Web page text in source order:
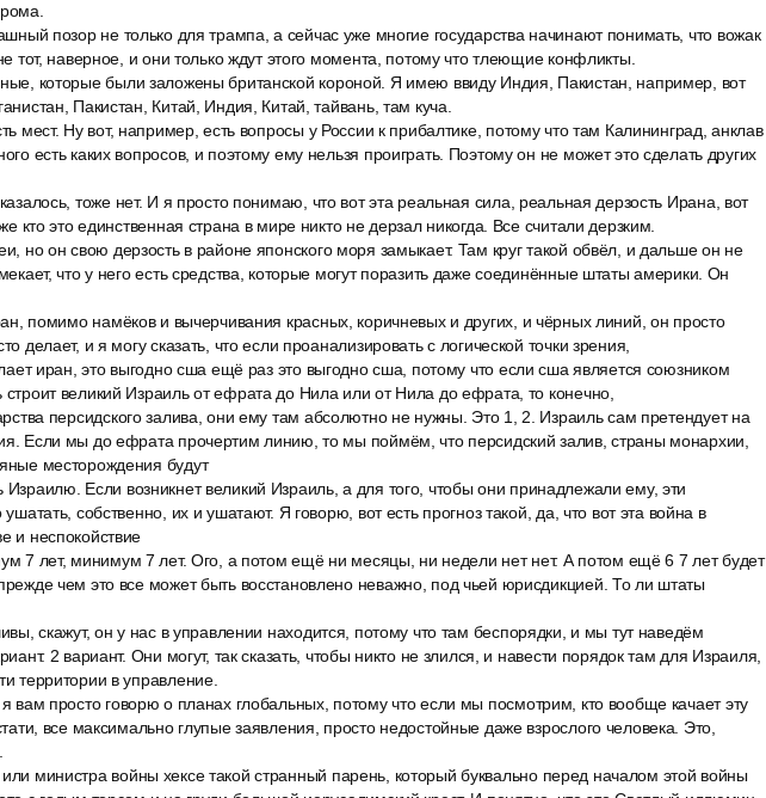
позор не только для трампа, а сейчас уже многие государства начинают понимать, что вожак
тот, наверное, и они только ждут этого момента, потому что тлеющие конфликты.
которые были заложены британской короной. Я имею ввиду Индия, Пакистан, например, вот
Пакистан, Китай, Индия, Китай, тайвань, там куча.
мест. Ну вот, например, есть вопросы у России к прибалтике, потому что там Калининград, анклав
есть каких вопросов, и поэтому ему нельзя проиграть. Поэтому он не может это сделать других
тоже нет. И я просто понимаю, что вот эта реальная сила, реальная дерзость Ирана, вот
кто это единственная страна в мире никто не дерзал никогда. Все считали дерзким.
но он свою дерзость в районе японского моря замыкает. Там круг такой обвёл, и дальше он не
что у него есть средства, которые могут поразить даже соединённые штаты америки. Он
помимо намёков и вычерчивания красных, коричневых и других, и чёрных линий, он просто
делает, и я могу сказать, что если проанализировать с логической точки зрения,
иран, это выгодно сша ещё раз это выгодно сша, потому что если сша является союзником
великий Израиль от ефрата до Нила или от Нила до ефрата, то конечно,
персидского залива, они ему там абсолютно не нужны. Это 1, 2. Израиль сам претендует на
Если мы до ефрата прочертим линию, то мы поймём, что персидский залив, страны монархии,
месторождения будут
Израилю. Если возникнет великий Израиль, а для того, чтобы они принадлежали ему, эти
ушатать, собственно, их и ушатают. Я говорю, вот есть прогноз такой, да, что вот эта война в
и неспокойствие
7 лет, минимум 7 лет. Ого, а потом ещё ни месяцы, ни недели нет нет. А потом ещё 6 7 лет будет
чем это все может быть восстановлено неважно, под чьей юрисдикцией. То ли штаты
скажут, он у нас в управлении находится, потому что там беспорядки, и мы тут наведём
2 вариант. Они могут, так сказать, чтобы никто не злился, и навести порядок там для Израиля,
территории в управление.
вам просто говорю о планах глобальных, потому что если мы посмотрим, кто вообще качает эту
все максимально глупые заявления, просто недостойные даже взрослого человека. Это,
министра войны хексе такой странный парень, который буквально перед началом этой войны